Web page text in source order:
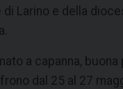
Larino e della
a capanna, buona
dal 25 al 27